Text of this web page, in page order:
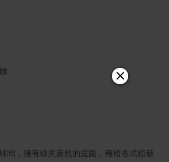
間，擁有綠意盎然的庭園，種植各式植栽